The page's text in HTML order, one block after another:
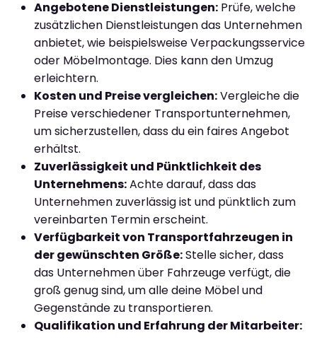
Angebotene Dienstleistungen: Prüfe, welche
zusätzlichen Dienstleistungen das Unternehmen
anbietet, wie beispielsweise Verpackungsservice
oder Möbelmontage. Dies kann den Umzug
erleichtern.
Kosten und Preise vergleichen:Vergleiche die
Preise verschiedener Transportunternehmen,
um sicherzustellen, dass du ein faires Angebot
erhältst.
Zuverlässigkeit und Pünktlichkeit des
Unternehmens:Achte darauf, dass das
Unternehmen zuverlässig ist und pünktlich zum
vereinbarten Termin erscheint.
Verfügbarkeit von Transportfahrzeugen in
der gewünschten Größe:Stelle sicher, dass
das Unternehmen über Fahrzeuge verfügt, die
groß genug sind, um alle deine Möbel und
Gegenstände zu transportieren.
Qualifikation und Erfahrung der Mitarbeiter: